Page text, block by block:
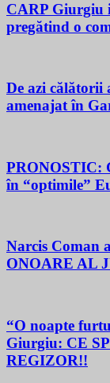
CARP Giurgiu
pregătind o
De azi călătorii
amenajat în
PRONOSTIC:
în “optimile”
Narcis Coman
ONOARE AL
“O noapte
Giurgiu: CE
REGIZOR!!